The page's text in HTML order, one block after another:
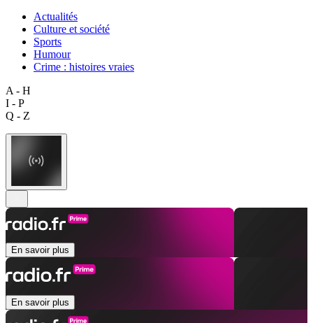
Actualités
Culture et société
Sports
Humour
Crime : histoires vraies
A - H
I - P
Q - Z
En savoir plus
En savoir plus